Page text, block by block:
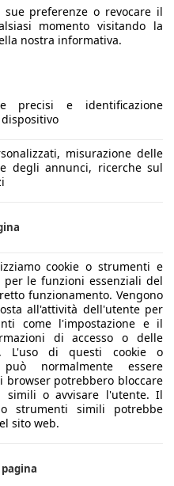
europeo, che richiamano
ed italiane. La linea
della Geely è
dei veicoli Emgrand 7,
wagon: tutte queste
motori molto potenti, di
velocità di giri superiore
ben strutturato e l'interno
ottimali, che le rendono
reperibili e acquistabili
anche sul mercato
sue preferenze o revocare il
momento visitando la
nostra informativa.
precisi e identificazione
misurazione delle
degli annunci, ricerche sul
cookie o strumenti e
le funzioni essenziali del
funzionamento. Vengono
all'attività dell'utente per
come l'impostazione e il
di accesso o delle
L'uso di questi cookie o
normalmente essere
browser potrebbero bloccare
simili o avvisare l'utente. Il
strumenti simili potrebbe
sito web.